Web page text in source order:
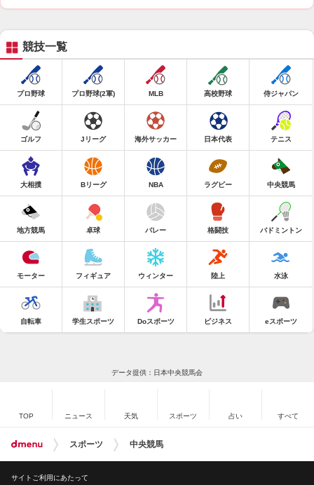
競技一覧
プロ野球 プロ野球(2軍) MLB 高校野球 侍ジャパン
ゴルフ Jリーグ 海外サッカー 日本代表 テニス
大相撲 Bリーグ NBA ラグビー 中央競馬
地方競馬 卓球 バレー 格闘技 バドミントン
モーター フィギュア ウィンター 陸上 水泳
自転車 学生スポーツ Doスポーツ ビジネス eスポーツ
データ提供：日本中央競馬会
TOP ニュース 天気 スポーツ 占い すべて
スポーツ 中央競馬
サイトご利用にあたって